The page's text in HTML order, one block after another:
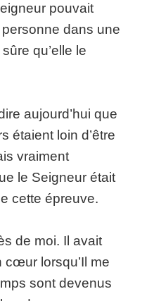
pouvait
dans une
qu’elle le
aujourd’hui que
étaient loin d’être
vraiment
le Seigneur était
cette épreuve.
de moi. Il avait
cœur lorsqu’Il me
sont devenus